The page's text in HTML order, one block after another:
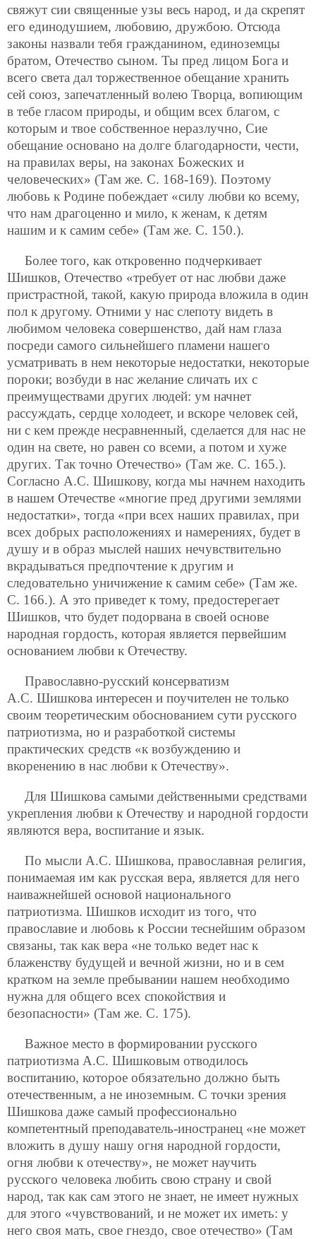
свяжут сии священные узы весь народ, и да скрепят
его единодушием, любовию, дружбою. Отсюда
законы назвали тебя гражданином, единоземцы
братом, Отечество сыном. Ты пред лицом Бога и
всего света дал торжественное обещание хранить
сей союз, запечатленный волею Творца, вопиющим
в тебе гласом природы, и общим всех благом, с
которым и твое собственное неразлучно, Сие
обещание основано на долге благодарности, чести,
на правилах веры, на законах Божеских и
человеческих» (Там же. С. 168-169). Поэтому
любовь к Родине побеждает «силу любви ко всему,
что нам драгоценно и мило, к женам, к детям
нашим и к самим себе» (Там же. С. 150.).
Более того, как откровенно подчеркивает
Шишков, Отечество «требует от нас любви даже
пристрастной, такой, какую природа вложила в один
пол к другому. Отними у нас слепоту видеть в
любимом человека совершенство, дай нам глаза
посреди самого сильнейшего пламени нашего
усматривать в нем некоторые недостатки, некоторые
пороки; возбуди в нас желание сличать их с
преимуществами других людей: ум начнет
рассуждать, сердце холодеет, и вскоре человек сей,
ни с кем прежде несравненный, сделается для нас не
один на свете, но равен со всеми, а потом и хуже
других. Так точно Отечество» (Там же. С. 165.).
Согласно А.С. Шишкову, когда мы начнем находить
в нашем Отечестве «многие пред другими землями
недостатки», тогда «при всех наших правилах, при
всех добрых расположениях и намерениях, будет в
душу и в образ мыслей наших нечувствительно
вкрадываться предпочтение к другим и
следовательно уничижение к самим себе» (Там же.
С. 166.). А это приведет к тому, предостерегает
Шишков, что будет подорвана в своей основе
народная гордость, которая является первейшим
основанием любви к Отечеству.
Православно-русский консерватизм
А.С. Шишкова интересен и поучителен не только
своим теоретическим обоснованием сути русского
патриотизма, но и разработкой системы
практических средств «к возбуждению и
вкоренению в нас любви к Отечеству».
Для Шишкова самыми действенными средствами
укрепления любви к Отечеству и народной гордости
являются вера, воспитание и язык.
По мысли А.С. Шишкова, православная религия,
понимаемая им как русская вера, является для него
наиважнейшей основой национального
патриотизма. Шишков исходит из того, что
православие и любовь к России теснейшим образом
связаны, так как вера «не только ведет нас к
блаженству будущей и вечной жизни, но и в сем
кратком на земле пребывании нашем необходимо
нужна для общего всех спокойствия и
безопасности» (Там же. С. 175).
Важное место в формировании русского
патриотизма А.С. Шишковым отводилось
воспитанию, которое обязательно должно быть
отечественным, а не иноземным. С точки зрения
Шишкова даже самый профессионально
компетентный преподаватель-иностранец «не может
вложить в душу нашу огня народной гордости,
огня любви к отечеству», не может научить
русского человека любить свою страну и свой
народ, так как сам этого не знает, не имеет нужных
для этого «чувствований, и не может их иметь: у
него своя мать, свое гнездо, свое отечество» (Там